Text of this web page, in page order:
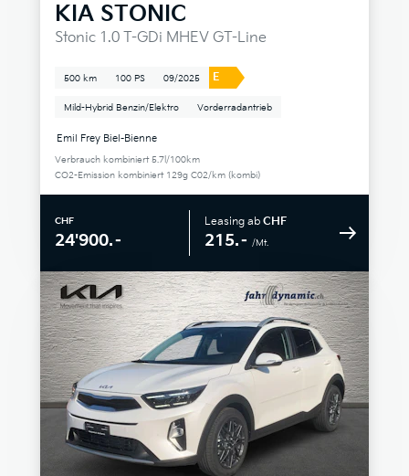
KIA STONIC
Stonic 1.0 T-GDi MHEV GT-Line
500 km 100 PS 09/2025 E
Mild-Hybrid Benzin/Elektro Vorderradantrieb
Emil Frey Biel-Bienne
Verbrauch kombiniert 5.7l/100km
CO2-Emission kombiniert 129g C02/km (kombi)
CHF
24'900.–
Leasing ab CHF
215.– /Mt.